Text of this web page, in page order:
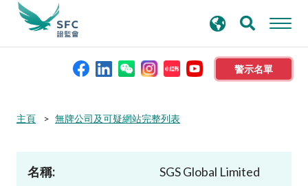
警示名單
本會簡介
尋
主頁 無牌公司及可疑網站完整列表
名稱: SGS Global Limited